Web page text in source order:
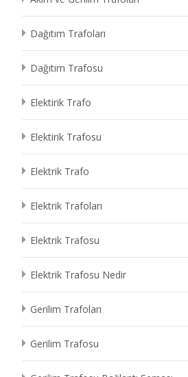
Dağıtım Trafoları
Dağıtım Trafosu
Elektirik Trafo
Elektirik Trafosu
Elektrik Trafo
Elektrik Trafoları
Elektrik Trafosu
Elektrik Trafosu Nedir
Gerilim Trafoları
Gerilim Trafosu